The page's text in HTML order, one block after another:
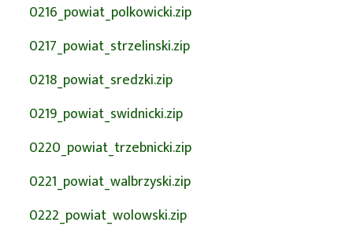
0216_powiat_polkowicki.zip
0217_powiat_strzelinski.zip
0218_powiat_sredzki.zip
0219_powiat_swidnicki.zip
0220_powiat_trzebnicki.zip
0221_powiat_walbrzyski.zip
0222_powiat_wolowski.zip